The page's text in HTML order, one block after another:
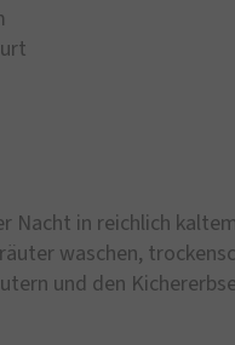
Nacht in reichlich
waschen,
und den